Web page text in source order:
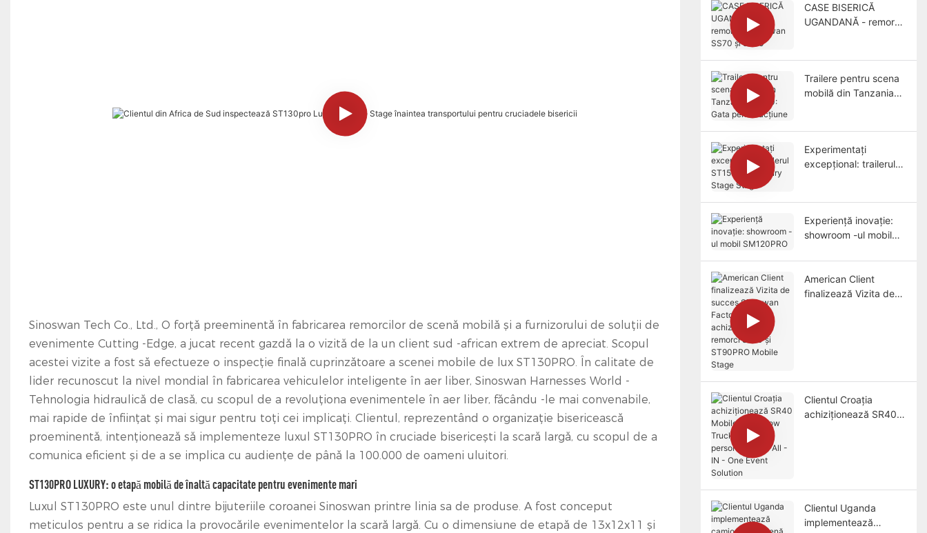
Sinoswan Tech Co., Ltd., O forță preeminentă în fabricarea remorcilor de scenă mobilă și a furnizorului de soluții de
evenimente Cutting -Edge, a jucat recent gazdă la o vizită de la un client sud -african extrem de apreciat. Scopul
acestei vizite a fost să efectueze o inspecție finală cuprinzătoare a scenei mobile de lux ST130PRO. În calitate de
lider recunoscut la nivel mondial în fabricarea vehiculelor inteligente în aer liber, Sinoswan Harnesses World -
Tehnologia hidraulică de clasă, cu scopul de a revoluționa evenimentele în aer liber, făcându -le mai convenabile,
mai rapide de înființat și mai sigur pentru toți cei implicați. Clientul, reprezentând o organizație bisericească
proeminentă, intenționează să implementeze luxul ST130PRO în cruciade bisericești la scară largă, cu scopul de a
comunica eficient și de a se implica cu audiențe de până la 100.000 de oameni uluitori.
ST130PRO LUXURY: o etapă mobilă de înaltă capacitate pentru evenimente mari
Luxul ST130PRO este unul dintre bijuteriile coroanei Sinoswan printre linia sa de produse. A fost conceput
meticulos pentru a se ridica la provocările evenimentelor la scară largă. Cu o dimensiune de etapă de 13x12x11 și
CASE BISERICĂ
UGANDANĂ - remorci
Trailere pentru scena
mobilă din Tanzania
Experimentați
excepțional: trailerul
Experiență inovație:
showroom -ul mobil
American Client
finalizează Vizita de
Clientul Croația
achiziționează SR40
Clientul Uganda
implementează